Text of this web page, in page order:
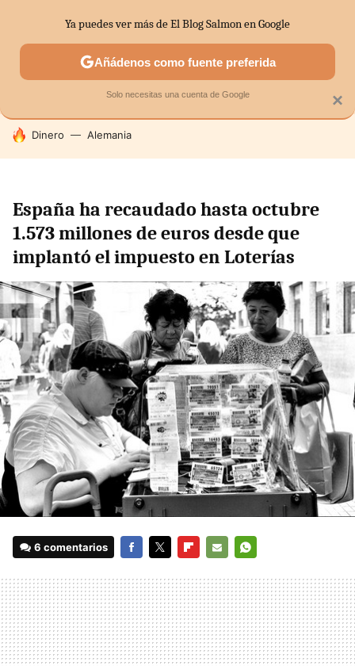
SECTORES ECONOMÍA DOMÉSTICA MERCADOS
HOY SE HABLA DE
Dinero Alemania
España ha recaudado hasta octubre
1.573 millones de euros desde que
implantó el impuesto en Loterías
6 comentarios
MAIL
×
Ya puedes ver más de El Blog Salmon en Google
Añádenos como fuente preferida
Solo necesitas una cuenta de Google